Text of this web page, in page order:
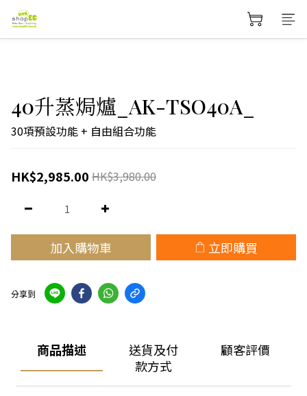
40升蒸焗爐_AK-TSO40A_
30項預設功能 + 自由組合功能
HK$2,985.00 HK$3,980.00
加入購物車 立即購買
分享到
商品描述
送貨及付
款方式
顧客評價